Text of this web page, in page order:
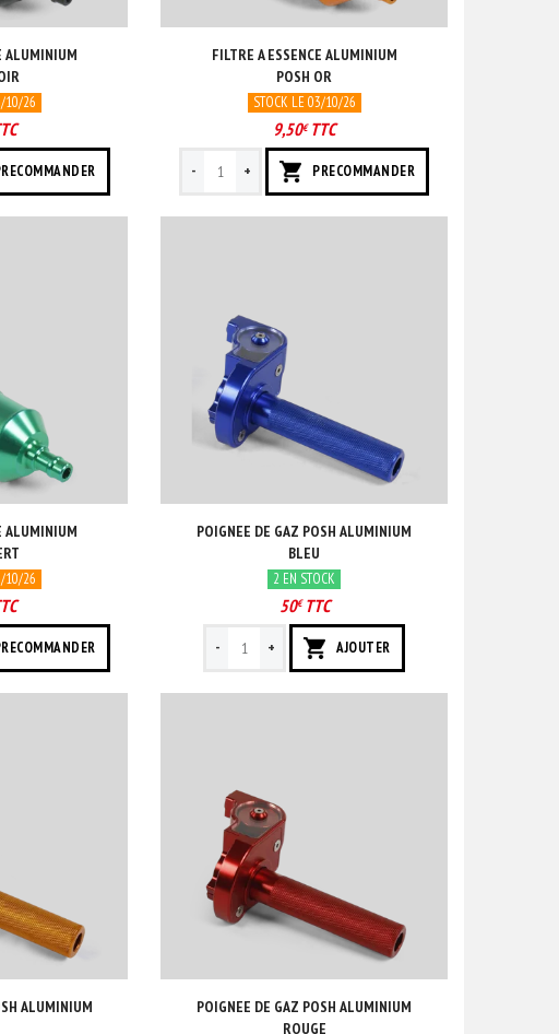
ALUMINIUM
10/26
FILTRE A ESSENCE ALUMINIUM
POSH OR
STOCK LE 03/10/26
9,50€TTC
- + PRECOMMANDER
ALUMINIUM
10/26
POIGNEE DE GAZ POSH ALUMINIUM
BLEU
2 EN STOCK
50€TTC
- + AJOUTER
ALUMINIUM
POIGNEE DE GAZ POSH ALUMINIUM
ROUGE